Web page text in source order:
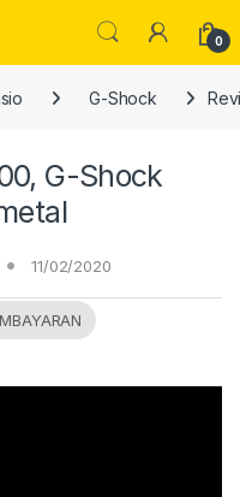
0
G-Shock
G-Shock
11/02/2020